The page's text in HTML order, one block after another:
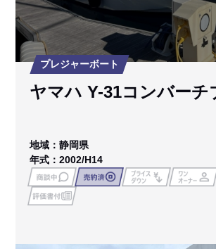
プレジャーボート
ヤマハ Y-31コンバーチ
地域：静岡県
年式：2002/H14